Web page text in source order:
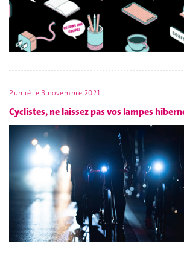
Publié le 3 novembre 2021
Cyclistes, ne laissez pas vos lampes